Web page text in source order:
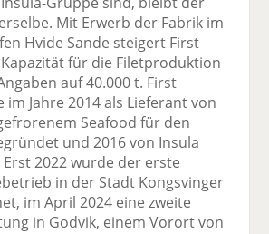
n
n
Mit Erwerb der Fabrik im
Hvide Sande steigert First
für die Filetproduktion
auf 40.000 t. First
im Jahre 2014 als Lieferant von
Seafood für den
und 2016 von Insula
2022 wurde der erste
in der Stadt Kongsvinger
im April 2024 eine zweite
in Godvik, einem Vorort von